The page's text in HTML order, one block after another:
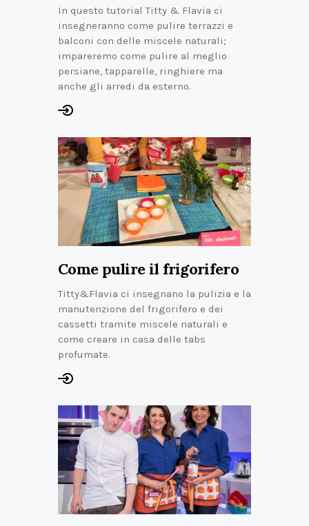
In questo tutorial Titty & Flavia ci
insegneranno come pulire terrazzi e
balconi con delle miscele naturali;
impareremo come pulire al meglio
persiane, tapparelle, ringhiere ma
anche gli arredi da esterno.
Come pulire il frigorifero
Titty&Flavia ci insegnano la pulizia e la
manutenzione del frigorifero e dei
cassetti tramite miscele naturali e
come creare in casa delle tabs
profumate.